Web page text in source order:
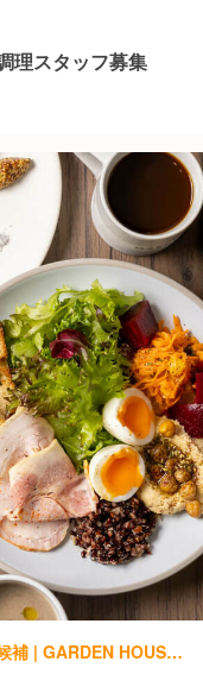
理スタッフ募集
創作・ダイニングバー, カフェ | 料理長・料理長候補 | GARDEN HOUSE GARDEN HOUSE MINATOMIRAI